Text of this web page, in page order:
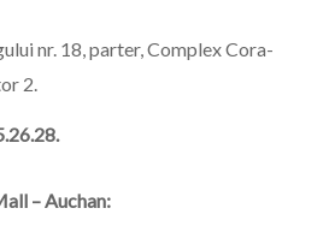
nr. 18, parter, Complex Cora-
2.
– Auchan: